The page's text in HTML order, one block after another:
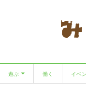
遊ぶ 働く イベ